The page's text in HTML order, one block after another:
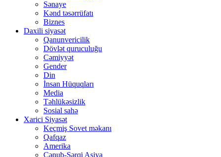
Sənaye
Kənd təsərrüfatı
Biznes
Daxili siyasət
Qanunvericilik
Dövlət quruculuğu
Cəmiyyət
Gender
Din
İnsan Hüquqları
Media
Təhlükəsizlik
Sosial sahə
Xarici Siyasət
Keçmiş Sovet məkanı
Qafqaz
Amerika
Cənub-Şərqi Asiya